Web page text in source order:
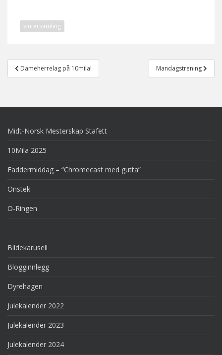
vintersamling
Post
navigation
Dameherrelag på 10mila! Mandagstrening
Midt-Norsk Mesterskap Stafett
10Mila 2025
Faddermiddag – “Chromecast med gutta”
Onstek
O-Ringen
Bildekarusell
Blogginnlegg
Dyrehagen
Julekalender 2022
Julekalender 2023
Julekalender 2024